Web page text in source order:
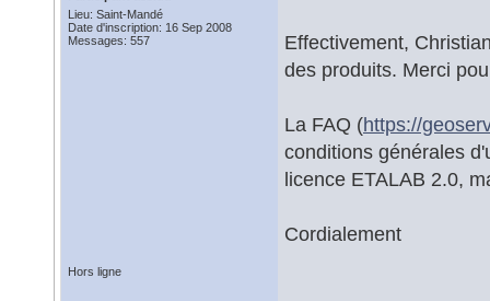
Lieu: Saint-Mandé
Date d'inscription: 16 Sep 2008
Messages: 557
Effectivement,
des produits. Merci
La FAQ (https://
conditions générales
licence ETALAB 2.0,
Cordialement
Hors ligne